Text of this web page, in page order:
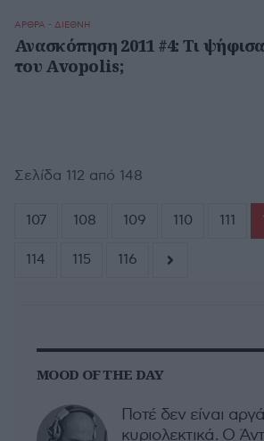
ΑΡΘΡΑ - ΔΙΕΘΝΗ
Ανασκόπηση 2011 #4: Τι
του Avopolis;
Σελίδα 112 από 148
107 108 109 110 111
114 115 116
MOOD OF THE DAY
Ποτέ δεν είναι
κυριολεκτικά. Ο